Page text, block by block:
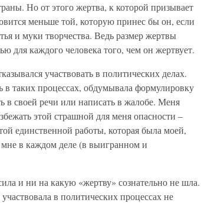
Но от этого жертва, к которой призывает
меньше той, которую принес бы он, если
и муки творчества. Ведь размер жертвы
для каждого человека того, чем он жертвует.
участвовать в политических делах.
в таких процессах, обдумывала формулировку
в своей речи или написать в жалобе. Меня
этой страшной для меня опасности –
единственной работы, которая была моей,
мне в каждом деле (в выигранном и
и ни на какую «жертву» сознательно не шла.
в политических процессах не